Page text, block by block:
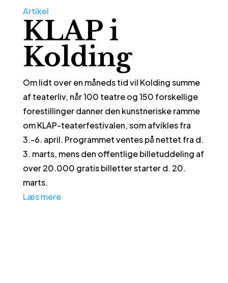
Artikel
KLAP i
Kolding
Om lidt over en måneds tid vil Kolding summe
af teaterliv, når 100 teatre og 150 forskellige
forestillinger danner den kunstneriske ramme
om KLAP-teaterfestivalen, som afvikles fra
3.-6. april. Programmet ventes på nettet fra d.
3. marts, mens den offentlige billetuddeling af
over 20.000 gratis billetter starter d. 20.
marts.
Læs mere